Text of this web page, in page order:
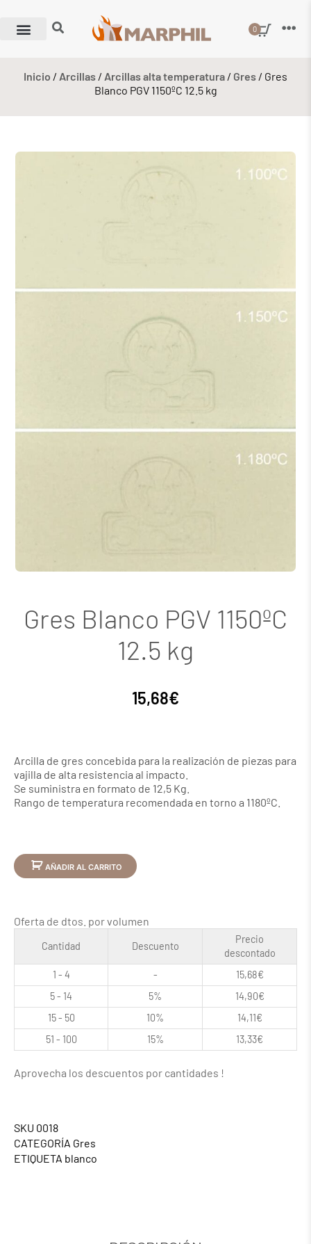
0
Inicio / Arcillas / Arcillas alta temperatura / Gres / Gres
Blanco PGV 1150ºC 12.5 kg
Gres Blanco PGV 1150ºC
12.5 kg
15,68€
Arcilla de gres concebida para la realización de piezas para
vajilla de alta resistencia al impacto.
Se suministra en formato de 12,5 Kg.
Rango de temperatura recomendada en torno a 1180ºC.
AÑADIR AL CARRITO
Oferta de dtos. por volumen
Cantidad Descuento
Precio
descontado
1 - 4
- 15,68€
5 - 14
5% 14,90€
15 - 50
10% 14,11€
51 - 100
15% 13,33€
Aprovecha los descuentos por cantidades !
SKU 0018
CATEGORÍA Gres
ETIQUETA blanco